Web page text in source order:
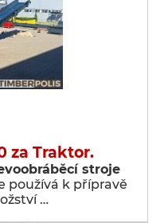
za Traktor.
stroje
používá k přípravě
…